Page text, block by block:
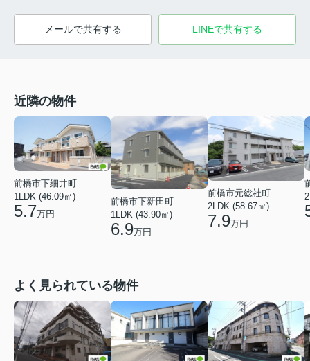
メールで共有する LINEで共有する
近隣の物件
前橋市下細井町
1LDK (46.09㎡)
5.7万円
前橋市下新田町
1LDK (43.90㎡)
6.9万円
前橋市元総社町
2LDK (58.67㎡)
7.9万円
よく見られている物件